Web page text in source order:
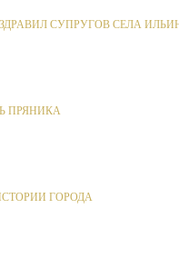
СУПРУГОВ СЕЛА
ПРЯНИКА
ГОРОДА